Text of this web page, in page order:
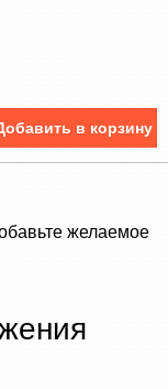
в корзину
желаемое